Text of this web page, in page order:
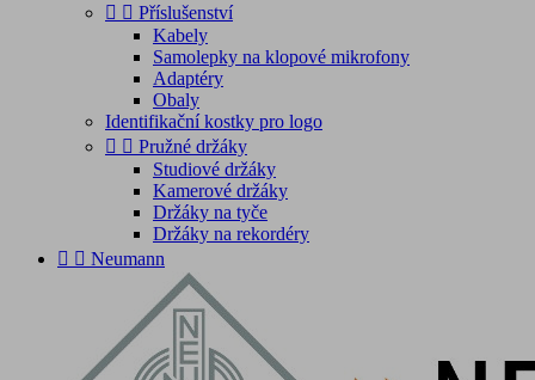
  Příslušenství
Kabely
Samolepky na klopové mikrofony
Adaptéry
Obaly
Identifikační kostky pro logo
  Pružné držáky
Studiové držáky
Kamerové držáky
Držáky na tyče
Držáky na rekordéry
  Neumann